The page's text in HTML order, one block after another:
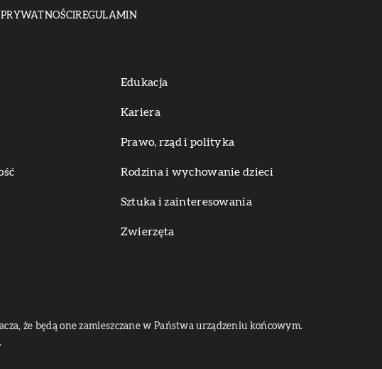
REGULAMIN
Edukacja
Kariera
Prawo, rząd i polityka
Rodzina i wychowanie dzieci
Sztuka i zainteresowania
Zwierzęta
że będą one zamieszczane w Państwa urządzeniu końcowym.
.